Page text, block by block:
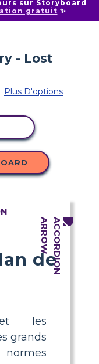
sur Storyboard
gratuit ✨
Plus D'options
de
les
grands